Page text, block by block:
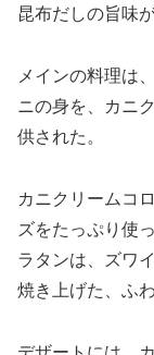
昆布だしの旨味
メインの料理は
ニの身を、カニ
供された。
カニクリームコ
ズをたっぷり使
ラタンは、ズワ
焼き上げた、ふ